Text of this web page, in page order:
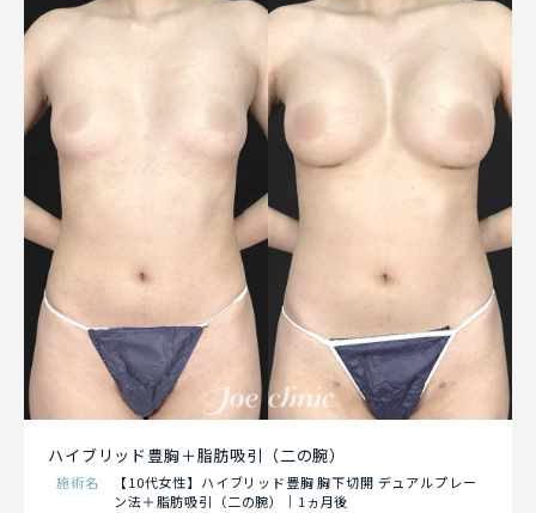
ハイブリッド豊胸＋脂肪吸引（二の腕）
施術名
【10代女性】ハイブリッド豊胸 胸下切開 デュアルプレー
ン法＋脂肪吸引（二の腕）｜1ヵ月後